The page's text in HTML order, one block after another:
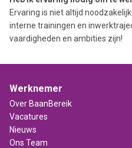
Ervaring is niet altijd
interne trainingen en
vaardigheden en ambities zijn!
Werknemer
Over BaanBereik
Vacatures
Nieuws
Ons Team